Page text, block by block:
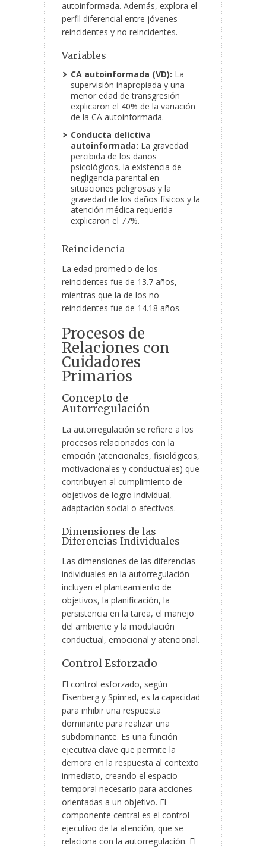
autoinformada. Además, explora el
perfil diferencial entre jóvenes
reincidentes y no reincidentes.
Variables
CA autoinformada (VD): La
supervisión inapropiada y una
menor edad de transgresión
explicaron el 40% de la variación
de la CA autoinformada.
Conducta delictiva
autoinformada: La gravedad
percibida de los daños
psicológicos, la existencia de
negligencia parental en
situaciones peligrosas y la
gravedad de los daños físicos y la
atención médica requerida
explicaron el 77%.
Reincidencia
La edad promedio de los
reincidentes fue de 13.7 años,
mientras que la de los no
reincidentes fue de 14.18 años.
Procesos de
Relaciones con
Cuidadores
Primarios
Concepto de
Autorregulación
La autorregulación se refiere a los
procesos relacionados con la
emoción (atencionales, fisiológicos,
motivacionales y conductuales) que
contribuyen al cumplimiento de
objetivos de logro individual,
adaptación social o afectivos.
Dimensiones de las
Diferencias Individuales
Las dimensiones de las diferencias
individuales en la autorregulación
incluyen el planteamiento de
objetivos, la planificación, la
persistencia en la tarea, el manejo
del ambiente y la modulación
conductual, emocional y atencional.
Control Esforzado
El control esforzado, según
Eisenberg y Spinrad, es la capacidad
para inhibir una respuesta
dominante para realizar una
subdominante. Es una función
ejecutiva clave que permite la
demora en la respuesta al contexto
inmediato, creando el espacio
temporal necesario para acciones
orientadas a un objetivo. El
componente central es el control
ejecutivo de la atención, que se
relaciona con la autorregulación. El